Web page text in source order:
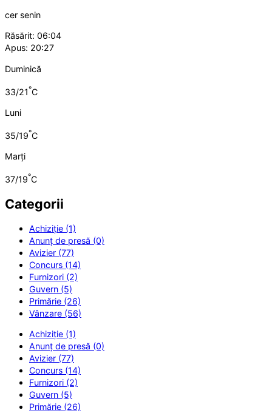
cer senin
Răsărit: 06:04
Apus: 20:27
Duminică
33/21°C
Luni
35/19°C
Marți
37/19°C
Categorii
Achiziție (1)
Anunț de presă (0)
Avizier (77)
Concurs (14)
Furnizori (2)
Guvern (5)
Primărie (26)
Vânzare (56)
Achiziție (1)
Anunț de presă (0)
Avizier (77)
Concurs (14)
Furnizori (2)
Guvern (5)
Primărie (26)